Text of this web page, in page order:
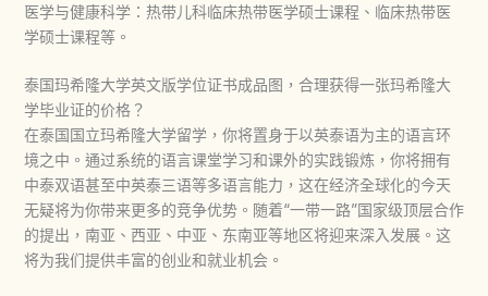
医学与健康科学：‌热带儿科临床热带医学硕士课程、‌临床热带医
学硕士课程等。‌
泰国玛希隆大学英文版学位证书成品图，合理获得一张玛希隆大
学毕业证的价格？
在泰国国立玛希隆大学留学，你将置身于以英泰语为主的语言环
境之中。通过系统的语言课堂学习和课外的实践锻炼，你将拥有
中泰双语甚至中英泰三语等多语言能力，这在经济全球化的今天
无疑将为你带来更多的竞争优势。随着“一带一路”国家级顶层合作
的提出，南亚、西亚、中亚、东南亚等地区将迎来深入发展。这
将为我们提供丰富的创业和就业机会。